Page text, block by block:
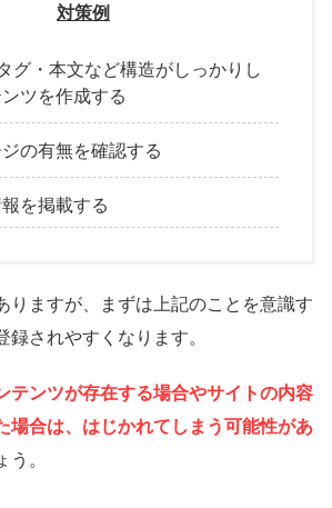
対策例
グ・本文など構造がしっかりし
ツを作成する
の有無を確認する
を掲載する
りますが、まずは上記のことを意識す
録されやすくなります。
テンツが存在する場合やサイトの内容
場合は、はじかれてしまう可能性があ
。